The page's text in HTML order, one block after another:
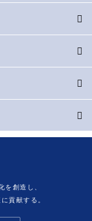
創造し、
貢献する。